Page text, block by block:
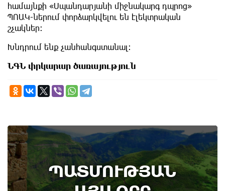
համայնքի «Սպանդարյանի միջնակարգ դպրոց»
ՊՈԱԿ-ներում փորձարկվելու են էլեկտրական
շչակներ։
Խնդրում ենք չանհանգստանալ։
ՆԳՆ փրկարար ծառայություն
ՊԱՏՄՈՒԹՅԱՆ
9th of August
Անտառային հրդեհներից պաշտպանության
օր. պատմության այս օրը (9 օգոստոս)